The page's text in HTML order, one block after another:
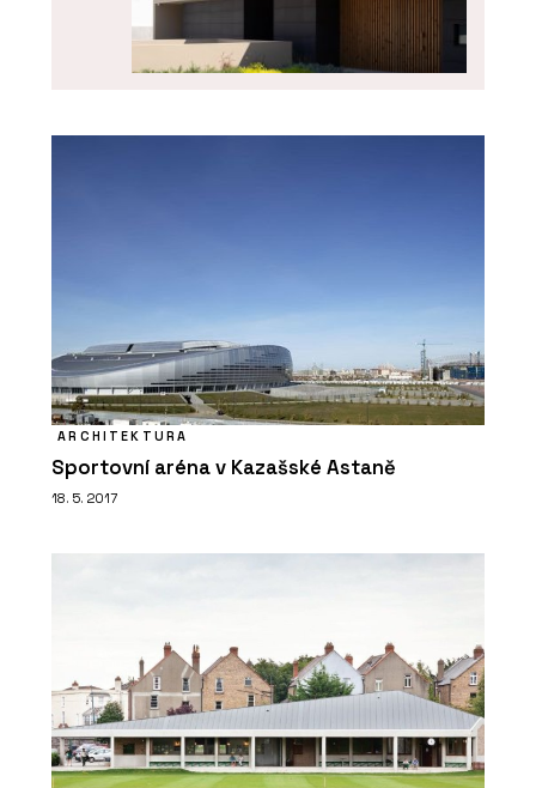
ARCHITEKTURA
Sportovní aréna v Kazašské Astaně
18. 5. 2017